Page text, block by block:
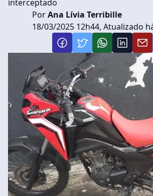
interceptado
PorAna Lívia Terribille
18/03/2025 12h44, Atualizado